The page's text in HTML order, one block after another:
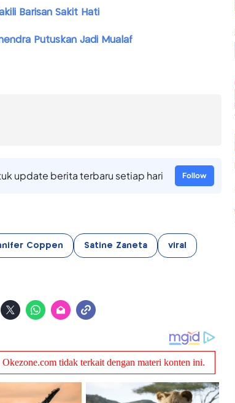
Barisan Sakit Hati
Putuskan Jadi Mualaf
update berita terbaru setiap hari Follow
Coppen Satine Zaneta viral